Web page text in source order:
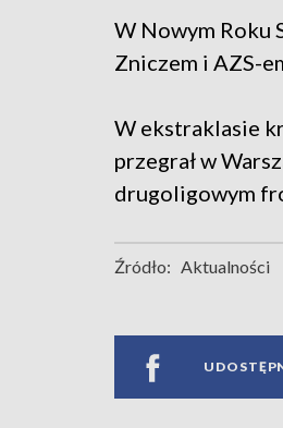
W Nowym Roku
Zniczem i AZS-
W ekstraklasie
przegrał w
drugoligowym
Źródło: Aktualności